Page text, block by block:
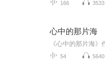
166 3533
心中的那片海
54 5640